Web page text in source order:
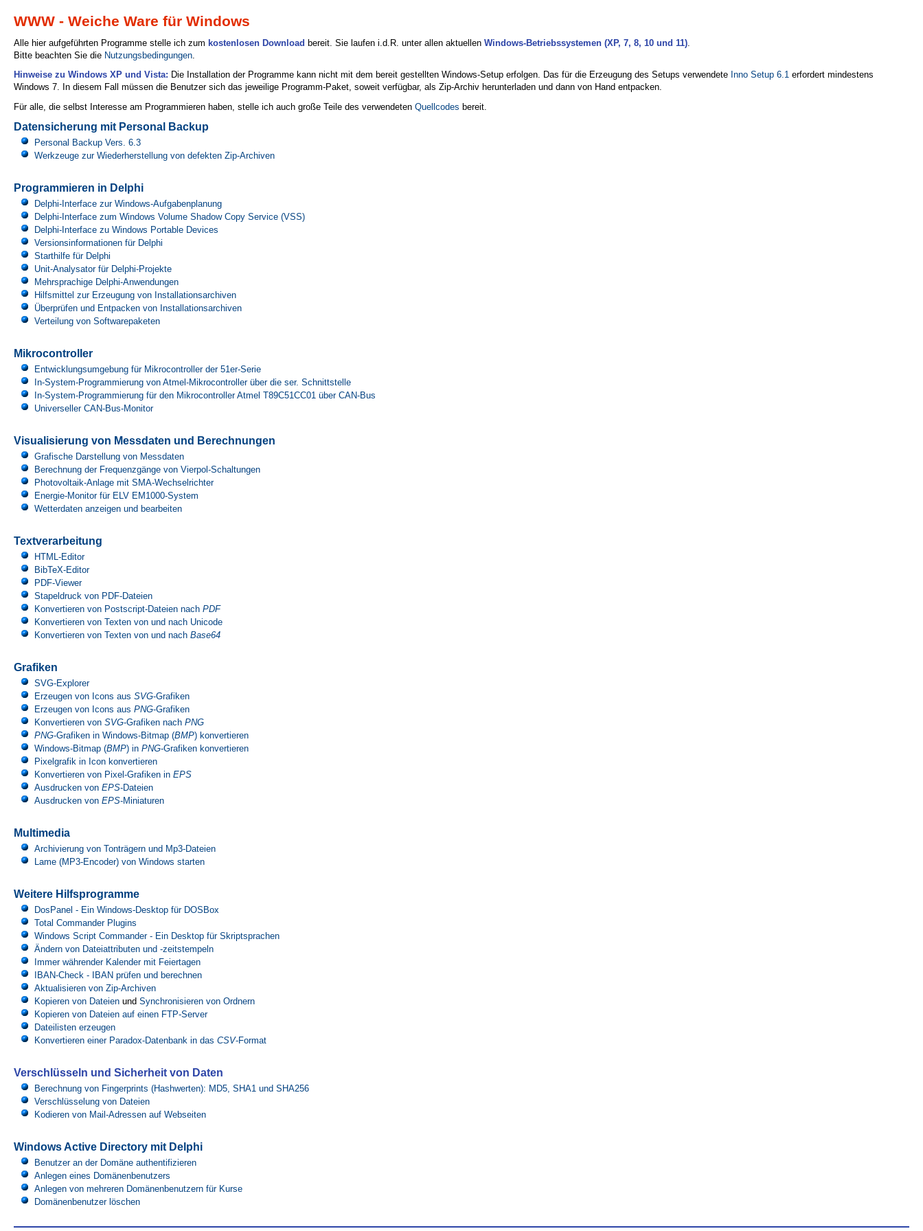
WWW - Weiche Ware für Windows
Alle hier aufgeführten Programme stelle ich zum kostenlosen Download bereit. Sie laufen i.d.R. unter allen aktuellen Windows-Betriebssystemen (XP, 7, 8, 10 und 11)
Bitte beachten Sie die Nutzungsbedingungen
Hinweise zu Windows XP und Vista: Die Installation der Programme kann nicht mit dem bereit gestellten Windows-Setup erfolgen. Das für die Erzeugung des Setups verwendete Inno Setup 6.1 erfordert mindestens
Windows 7. In diesem Fall müssen die Benutzer sich das jeweilige Programm-Paket, soweit verfügbar, als Zip-Archiv herunterladen und dann von Hand entpacken.
Für alle, die selbst Interesse am Programmieren haben, stelle ich auch große Teile des verwendeten Quellcodes bereit.
Datensicherung mit Personal Backup
Personal Backup Vers. 6.3
Werkzeuge zur Wiederherstellung von defekten Zip-Archiven
Programmieren in Delphi
Delphi-Interface zur Windows-Aufgabenplanung
Delphi-Interface zum Windows Volume Shadow Copy Service (VSS)
Delphi-Interface zu Windows Portable Devices
Versionsinformationen für Delphi
Starthilfe für Delphi
Unit-Analysator für Delphi-Projekte
Mehrsprachige Delphi-Anwendungen
Hilfsmittel zur Erzeugung von Installationsarchiven
Überprüfen und Entpacken von Installationsarchiven
Verteilung von Softwarepaketen
Mikrocontroller
Entwicklungsumgebung für Mikrocontroller der 51er-Serie
In-System-Programmierung von Atmel-Mikrocontroller über die ser. Schnittstelle
In-System-Programmierung für den Mikrocontroller Atmel T89C51CC01 über CAN-Bus
Universeller CAN-Bus-Monitor
Visualisierung von Messdaten und Berechnungen
Grafische Darstellung von Messdaten
Berechnung der Frequenzgänge von Vierpol-Schaltungen
Photovoltaik-Anlage mit SMA-Wechselrichter
Energie-Monitor für ELV EM1000-System
Wetterdaten anzeigen und bearbeiten
Textverarbeitung
HTML-Editor
BibTeX-Editor
PDF-Viewer
Stapeldruck von PDF-Dateien
Konvertieren von Postscript-Dateien nach PDF
Konvertieren von Texten von und nach Unicode
Konvertieren von Texten von und nach Base64
Grafiken
SVG-Explorer
Erzeugen von Icons aus SVG-Grafiken
Erzeugen von Icons aus PNG-Grafiken
Konvertieren von SVG-Grafiken nach PNG
PNG-Grafiken in Windows-Bitmap (BMP) konvertieren
Windows-Bitmap (BMP) in PNG-Grafiken konvertieren
Pixelgrafik in Icon konvertieren
Konvertieren von Pixel-Grafiken in EPS
Ausdrucken von EPS-Dateien
Ausdrucken von EPS-Miniaturen
Multimedia
Archivierung von Tonträgern und Mp3-Dateien
Lame (MP3-Encoder) von Windows starten
Weitere Hilfsprogramme
DosPanel - Ein Windows-Desktop für DOSBox
Total Commander Plugins
Windows Script Commander - Ein Desktop für Skriptsprachen
Ändern von Dateiattributen und -zeitstempeln
Immer währender Kalender mit Feiertagen
IBAN-Check - IBAN prüfen und berechnen
Aktualisieren von Zip-Archiven
Kopieren von Dateien und Synchronisieren von Ordnern
Kopieren von Dateien auf einen FTP-Server
Dateilisten erzeugen
Konvertieren einer Paradox-Datenbank in das CSV-Format
Verschlüsseln und Sicherheit von Daten
Berechnung von Fingerprints (Hashwerten): MD5, SHA1 und SHA256
Verschlüsselung von Dateien
Kodieren von Mail-Adressen auf Webseiten
Windows Active Directory mit Delphi
Benutzer an der Domäne authentifizieren
Anlegen eines Domänenbenutzers
Anlegen von mehreren Domänenbenutzern für Kurse
Domänenbenutzer löschen